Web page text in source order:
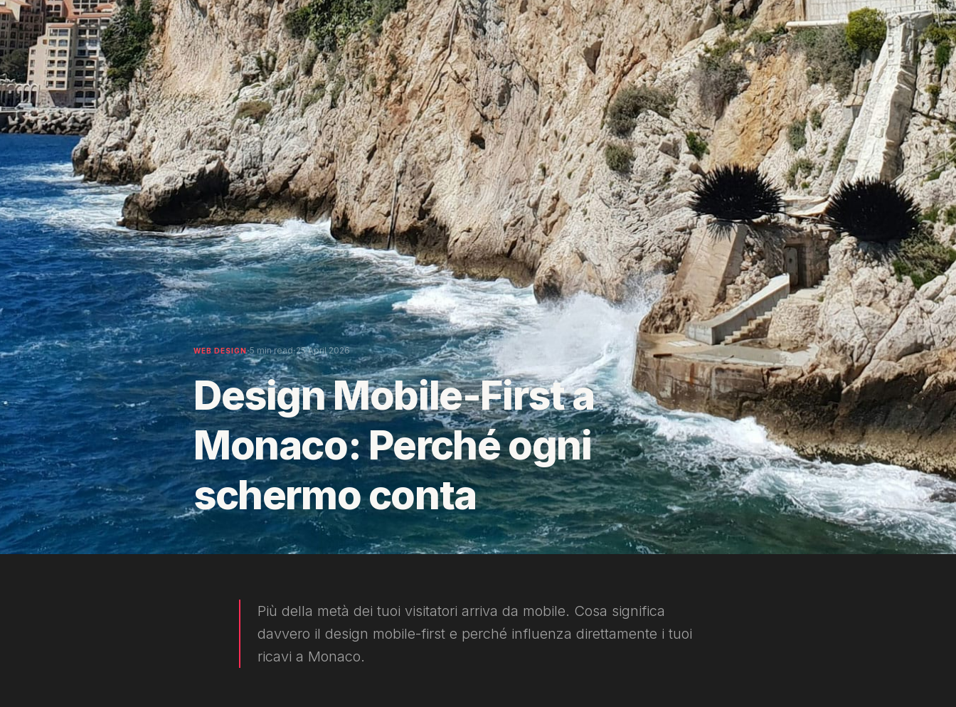
WEB DESIGN·5 min read·25 April 2026
Design Mobile-First a
Monaco: Perché ogni
schermo conta
Più della metà dei tuoi visitatori arriva da mobile. Cosa significa
davvero il design mobile-first e perché influenza direttamente i tuoi
ricavi a Monaco.